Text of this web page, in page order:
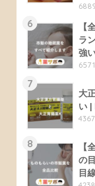
6
【
ラ
強
7
大
い |
8
【
の
目